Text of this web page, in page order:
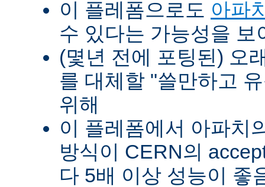
이 플레폼으로도 아파
수 있다는 가능성을 보
(몇년 전에 포팅된) 오
를 대체할 "쓸만하고
위해
이 플레폼에서 아파치
방식이 CERN의
다 5배 이상 성능이 좋